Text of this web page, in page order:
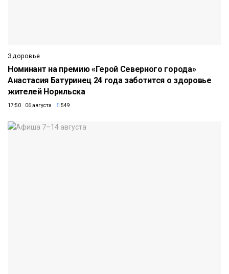
Здоровье
Номинант на премию «Герой Северного города»
Анастасия Батуринец 24 года заботится о здоровье
жителей Норильска
17:50 06 августа 549